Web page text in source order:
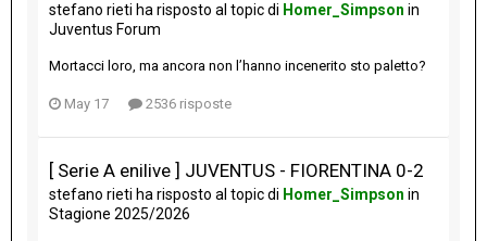
stefano rieti ha risposto al topic di Homer_Simpson in
Juventus Forum
Mortacci loro, ma ancora non l’hanno incenerito sto paletto?
May 17 2536 risposte
[ Serie A enilive ] JUVENTUS - FIORENTINA 0-2
stefano rieti ha risposto al topic di Homer_Simpson in
Stagione 2025/2026